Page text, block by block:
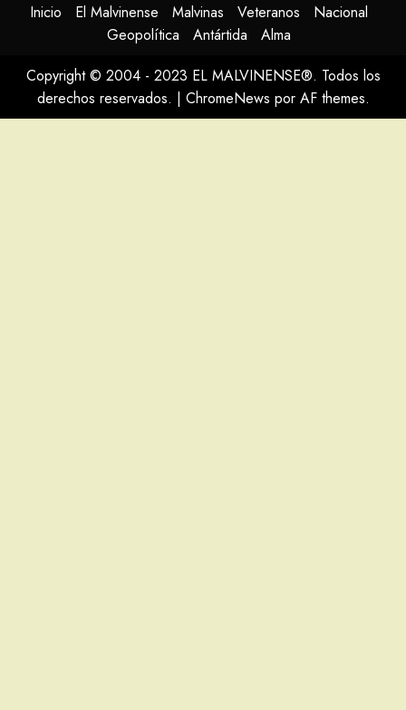
Inicio El Malvinense Malvinas Veteranos
Nacional
Geopolítica
Antártida
Alma
Copyright © 2004 - 2023 EL MALVINENSE®. Todos los
derechos reservados. | ChromeNews por AF themes.